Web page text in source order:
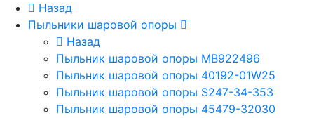
Назад
Пыльники шаровой опоры
Назад
Пыльник шаровой опоры MB922496
Пыльник шаровой опоры 40192-01W25
Пыльник шаровой опоры S247-34-353
Пыльник шаровой опоры 45479-32030